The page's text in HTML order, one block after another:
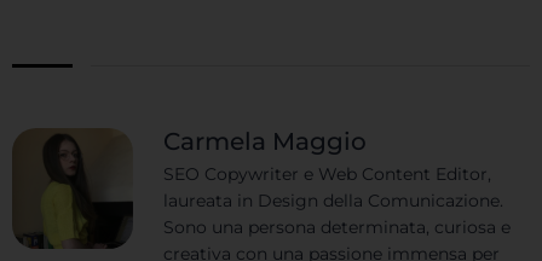
Carmela Maggio
SEO Copywriter e Web Content Editor,
laureata in Design della Comunicazione.
Sono una persona determinata, curiosa e
creativa con una passione immensa per